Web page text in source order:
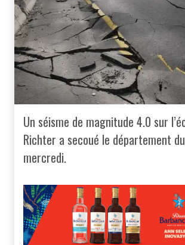
Un séisme de magnitude 4.0 sur
Richter a secoué le département
mercredi.